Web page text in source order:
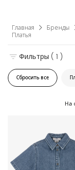
Главная Бренды
Платья
Сбросить все
Фильтры ( 1 )
На